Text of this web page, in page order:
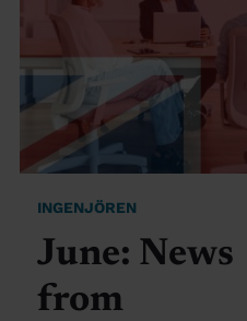
INGENJÖREN
June: News
from